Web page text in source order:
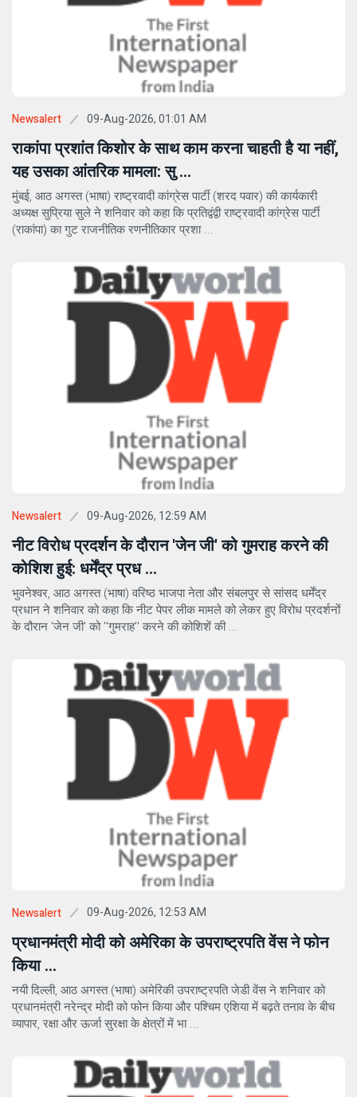
Newsalert 09-Aug-2026, 01:01 AM
राकांपा प्रशांत किशोर के साथ काम करना चाहती है या नहीं,
यह उसका आंतरिक मामला: सु ...
मुंबई, आठ अगस्त (भाषा) राष्ट्रवादी कांग्रेस पार्टी (शरद पवार) की कार्यकारी
अध्यक्ष सुप्रिया सुले ने शनिवार को कहा कि प्रतिद्वंद्वी राष्ट्रवादी कांग्रेस पार्टी
(राकांपा) का गुट राजनीतिक रणनीतिकार प्रशा ...
Newsalert 09-Aug-2026, 12:59 AM
नीट विरोध प्रदर्शन के दौरान 'जेन जी' को गुमराह करने की
कोशिश हुई: धर्मेंद्र प्रध ...
भुवनेश्वर, आठ अगस्त (भाषा) वरिष्ठ भाजपा नेता और संबलपुर से सांसद धर्मेंद्र
प्रधान ने शनिवार को कहा कि नीट पेपर लीक मामले को लेकर हुए विरोध प्रदर्शनों
के दौरान 'जेन जी' को ''गुमराह'' करने की कोशिशें की ...
Newsalert 09-Aug-2026, 12:53 AM
प्रधानमंत्री मोदी को अमेरिका के उपराष्ट्रपति वेंस ने फोन
किया ...
नयी दिल्ली, आठ अगस्त (भाषा) अमेरिकी उपराष्ट्रपति जेडी वेंस ने शनिवार को
प्रधानमंत्री नरेन्द्र मोदी को फोन किया और पश्चिम एशिया में बढ़ते तनाव के बीच
व्यापार, रक्षा और ऊर्जा सुरक्षा के क्षेत्रों में भा ...